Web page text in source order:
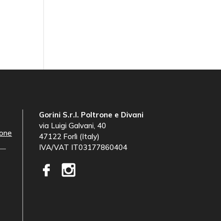
Gorini S.r.l. Poltrone e Divani
via Luigi Galvani, 40
47122 Forlì (Italy)
IVA/VAT IT03177860404